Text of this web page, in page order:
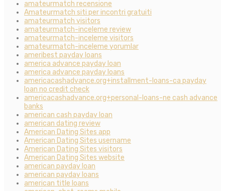
amateurmatch recensione
Amateurmatch siti per incontri gratuiti
amateurmatch visitors
amateurmatch-inceleme review
amateurmatch-inceleme visitors
amateurmatch-inceleme yorumlar
ameribest payday loans
america advance payday loan
america advance payday loans
americacashadvance.org+installment-loans-ca payday
loan no credit check
americacashadvance.org+personal-loans-ne cash advance
banks
american cash payday loan
american dating review
American Dating Sites app
American Dating Sites username
American Dating Sites visitors
American Dating Sites website
american payday loan
american payday loans
american title loans